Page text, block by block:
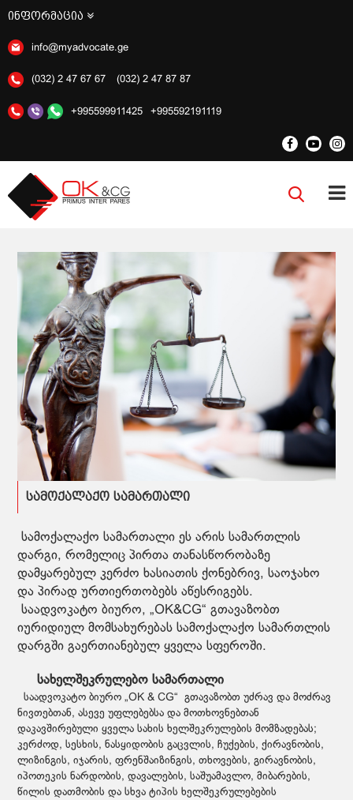
ინფორმაცია
info@myadvocate.ge
(032) 2 47 67 67 (032) 2 47 87 87
+995599911425 +995592191119
სამოქალაქო სამართალი
სამოქალაქო სამართალი ეს არის სამართლის
დარგი, რომელიც პირთა თანასწორობაზე
დამყარებულ კერძო ხასიათის ქონებრივ, საოჯახო
და პირად ურთიერთობებს აწესრიგებს.
საადვოკატო ბიურო, „OK&CG“ გთავაზობთ
იურიდიულ მომსახურებას სამოქალაქო სამართლის
დარგში გაერთიანებულ ყველა სფეროში.
სახელშეკრულებო სამართალი
საადვოკატო ბიურო „OK & CG“ გთავაზობთ უძრავ და მოძრავ
ნივთებთან, ასევე უფლებებსა და მოთხოვნებთან
დაკავშირებული ყველა სახის ხელშეკრულების მომზადებას;
კერძოდ, სესხის, ნასყიდობის გაცვლის, ჩუქების, ქირავნობის,
ლიზინგის, იჯარის, ფრენშაიზინგის, თხოვების, გირავნობის,
იპოთეკის ნარდობის, დავალების, საშუამავლო, მიბარების,
წილის დათმობის და სხვა ტიპის ხელშეკრულებების